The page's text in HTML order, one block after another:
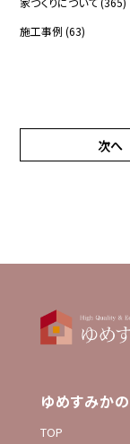
施工事例 (63)
次へ
ゆめすみか
TOP